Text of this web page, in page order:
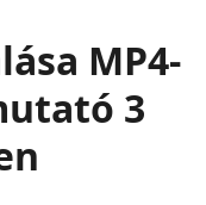
MP4-
3